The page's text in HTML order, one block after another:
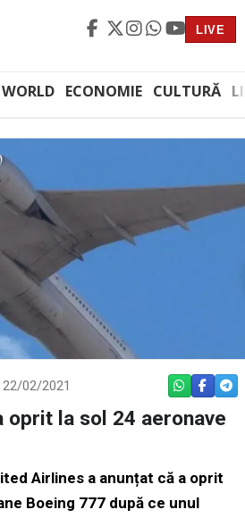
LIVE
WORLD ECONOMIE CULTURĂ
02/2021 WHATSAPP
oprit la sol 24 aeronave
Airlines a anunțat că a oprit
Boeing 777 după ce unul